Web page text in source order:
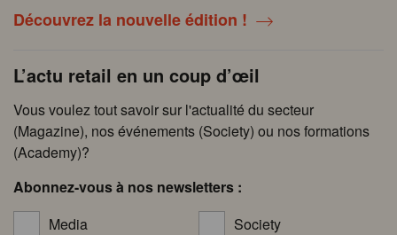
Découvrez la nouvelle édition !
L’actu retail en un coup d’œil
Vous voulez tout savoir sur l'actualité du secteur
(Magazine), nos événements (Society) ou nos formations
(Academy)?
Abonnez-vous à nos newsletters :
Media
Society